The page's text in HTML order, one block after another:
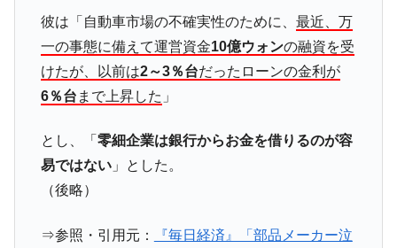
1.9倍！
『Money1』
在韓米国大使スティールが着韓！⇒ さっそ
く空港に詰めかけ「出て行け！」「極右勢力」のプラカー
ドを掲げる「在韓反米勢力」
ータセンター整備」⇒ だから無理だってば。
『Money1』
JPモルガン「韓国レバレッジETFの清算は
ほぼ終わった」
発。
彼は「自動車市場の不確実性のために、 最近、万
一の事態に備えて運営資金10億ウォンの融資を受
けたが、以前は2～3％台だったローンの金利が
6％台 まで上昇した 」
とし、「 零細企業は銀行からお金を借りるのが容
易ではない」とした。
（後略）
⇒参照・引用元：
『毎日経済』「部品メーカー泣